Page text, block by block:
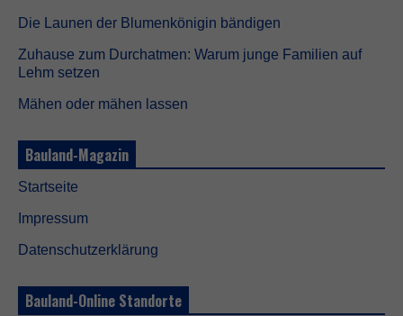
Die Launen der Blumenkönigin bändigen
Zuhause zum Durchatmen: Warum junge Familien auf
Lehm setzen
Mähen oder mähen lassen
Bauland-Magazin
Startseite
Impressum
Datenschutzerklärung
Bauland-Online Standorte